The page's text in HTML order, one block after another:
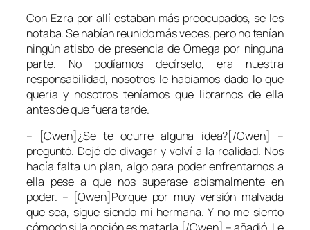
Con Ezra por allí estaban más preocupados, se les
notaba. Se habían reunido más veces, pero no tenían
ningún atisbo de presencia de Omega por ninguna
parte. No podíamos decírselo, era nuestra
responsabilidad, nosotros le habíamos dado lo que
quería y nosotros teníamos que librarnos de ella
antes de que fuera tarde.
– [Owen]¿Se te ocurre alguna idea?[/Owen] –
preguntó. Dejé de divagar y volví a la realidad. Nos
hacía falta un plan, algo para poder enfrentarnos a
ella pese a que nos superase abismalmente en
poder. – [Owen]Porque por muy versión malvada
que sea, sigue siendo mi hermana. Y no me siento